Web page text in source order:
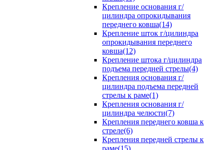
Крепление основания г/
цилиндра опрокидывания
переднего ковша(14)
Крепление шток г/цилиндра
опрокидывания переднего
ковша(12)
Крепление штока г/цилиндра
подъема передней стрелы(4)
Крепления основания г/
цилиндра подъема передней
стрелы к раме(1)
Крепления основания г/
цилиндра челюсти(7)
Крепления переднего ковша к
стреле(6)
Крепления передней стрелы к
раме(15)